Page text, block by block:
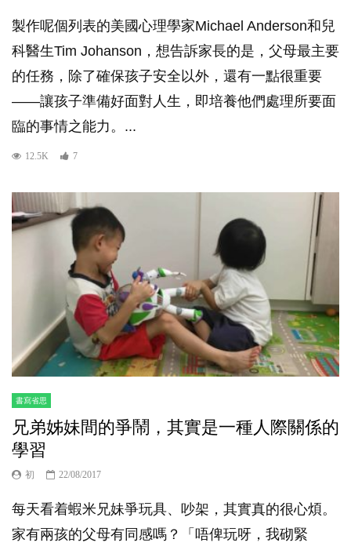
製作呢個列表的美國心理學家Michael Anderson和兒
科醫生Tim Johanson，想告訴家長的是，父母最主要
的任務，除了確保孩子安全以外，還有一點很重要
——讓孩子準備好面對人生，即培養他們處理所要面
臨的事情之能力。...
12.5K 7
書寫省思
兄弟姊妹間的爭鬧，其實是一種人際關係的
學習
初 22/08/2017
每天看着蝦米兄妹爭玩具、吵架，其實真的很心煩。
家有兩孩的父母有同感嗎？「唔俾玩呀，我砌緊